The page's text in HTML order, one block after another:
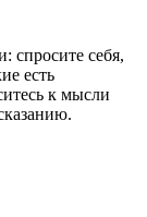
спросите себя,
есть
к мысли